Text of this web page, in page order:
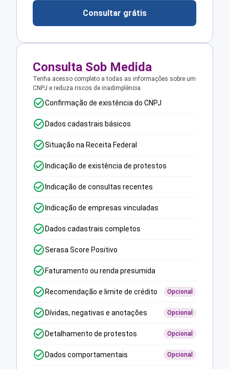
Consultar grátis
Consulta Sob Medida
Tenha acesso completo a todas as informações sobre um
CNPJ e reduza riscos de inadimplência.
Confirmação de existência do CNPJ
Dados cadastrais básicos
Situação na Receita Federal
Indicação de existência de protestos
Indicação de consultas recentes
Indicação de empresas vinculadas
Dados cadastrais completos
Serasa Score Positivo
Faturamento ou renda presumida
Recomendação e limite de crédito Opcional
Dívidas, negativas e anotações Opcional
Detalhamento de protestos Opcional
Dados comportamentais Opcional